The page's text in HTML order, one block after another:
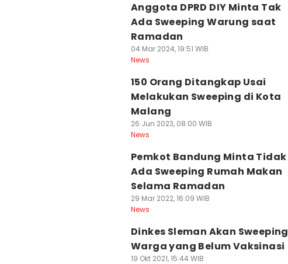
Anggota DPRD DIY Minta Tak
Ada Sweeping Warung saat
Ramadan
04 Mar 2024, 19:51 WIB
News
150 Orang Ditangkap Usai
Melakukan Sweeping di Kota
Malang
26 Jun 2023, 08:00 WIB
News
Pemkot Bandung Minta Tidak
Ada Sweeping Rumah Makan
Selama Ramadan
29 Mar 2022, 16:09 WIB
News
Dinkes Sleman Akan Sweeping
Warga yang Belum Vaksinasi
19 Okt 2021, 15:44 WIB